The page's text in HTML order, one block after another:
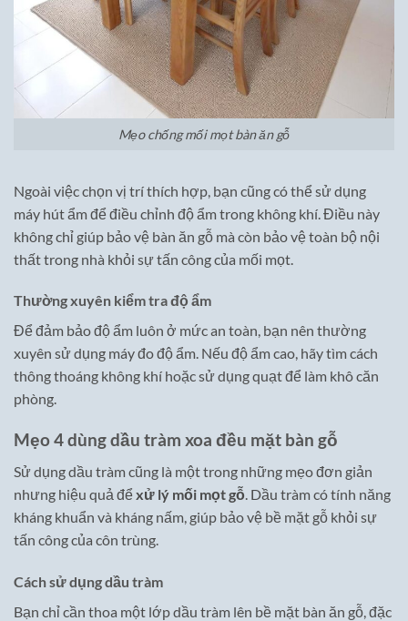
Mẹo chống mối mọt bàn ăn gỗ
Ngoài việc chọn vị trí thích hợp, bạn cũng có thể sử dụng
máy hút ẩm để điều chỉnh độ ẩm trong không khí. Điều này
không chỉ giúp bảo vệ bàn ăn gỗ mà còn bảo vệ toàn bộ nội
thất trong nhà khỏi sự tấn công của mối mọt.
Thường xuyên kiểm tra độ ẩm
Để đảm bảo độ ẩm luôn ở mức an toàn, bạn nên thường
xuyên sử dụng máy đo độ ẩm. Nếu độ ẩm cao, hãy tìm cách
thông thoáng không khí hoặc sử dụng quạt để làm khô căn
phòng.
Mẹo 4 dùng dầu tràm xoa đều mặt bàn gỗ
Sử dụng dầu tràm cũng là một trong những mẹo đơn giản
nhưng hiệu quả đểxử lý mối mọt gỗ. Dầu tràm có tính năng
kháng khuẩn và kháng nấm, giúp bảo vệ bề mặt gỗ khỏi sự
tấn công của côn trùng.
Cách sử dụng dầu tràm
Bạn chỉ cần thoa một lớp dầu tràm lên bề mặt bàn ăn gỗ, đặc